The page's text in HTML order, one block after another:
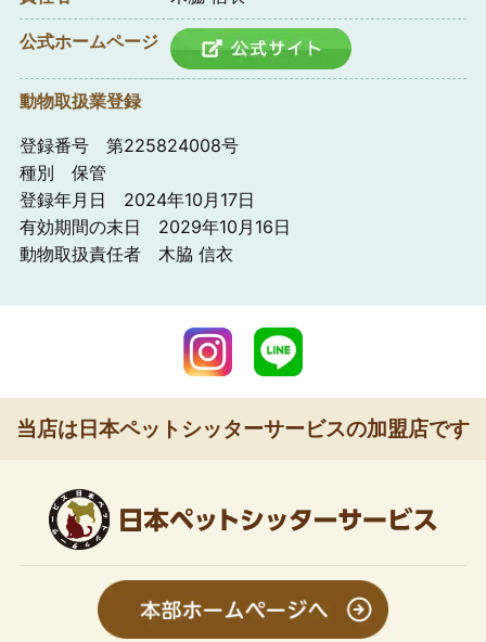
公式ホームページ
動物取扱業登録
登録番号 第225824008号
種別 保管
登録年月日 2024年10月17日
有効期間の末日 2029年10月16日
動物取扱責任者 木脇 信衣
当店は日本ペットシッターサービスの加盟店です